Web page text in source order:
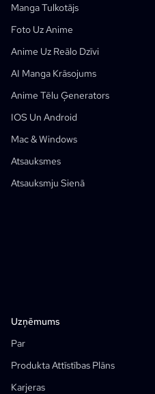
Manga Tulkotājs
Foto Uz Anime
Anime Uz Reālo Dzīvi
AI Manga Krāsojums
Anime Tēlu Ģenerators
IOS Un Android
Mac & Windows
Atsauksmes
Atsauksmju Sienā
Uzņēmums
Par
Produkta Attīstības Plāns
Karjeras
Balss Stāstu Ģenerators
AI Multfilmas Ģenerators
Pārvērt Attēlu Par Komiksu
Pārvērst Attēlu Par Multfilmu
AI Webtoon Ģenerators
AI Manhwa Ģenerators
AI Manga Ģenerators
Social Media Comics
Bible Comic Maker
Camera Angle Control
AI Fonu Ģenerators
AI Attēlu Stila Pārnešana
AI Pozu Ģenerators
Secīgā Māksla
PuppyAgent
AI Rīki Skolotājiem Un Studentiem
AI Video Ģenerators
Bērnu Bilžu Grāmatu Radītājs
AI Pasaku Ģenerators
AI Izglītojošie Komiksi
Ģeneratīvie Darba Procesi
Webtooni